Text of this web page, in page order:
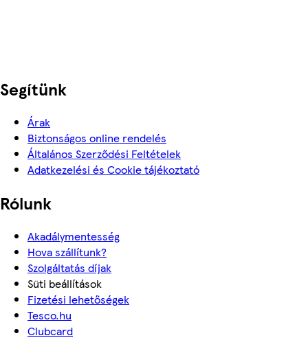
Segítünk
Árak
Biztonságos online rendelés
Általános Szerződési Feltételek
Adatkezelési és Cookie tájékoztató
Rólunk
Akadálymentesség
Hova szállítunk?
Szolgáltatás díjak
Süti beállítások
Fizetési lehetőségek
Tesco.hu
Clubcard